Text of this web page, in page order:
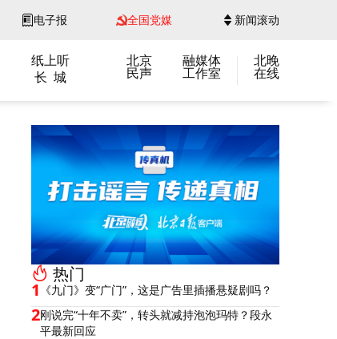
电子报 全国党媒 新闻滚动
纸上听
长 城
北京
民声
融媒体
工作室
北晚
在线
热门
1 《九门》变“广门”，这是广告里插播悬疑剧吗？
2刚说完“十年不卖”，转头就减持泡泡玛特？段永
平最新回应